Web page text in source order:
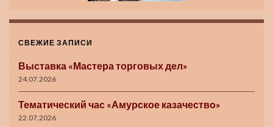
СВЕЖИЕ ЗАПИСИ
Выставка «Мастера торговых дел»
24.07.2026
Тематический час «Амурское казачество»
22.07.2026